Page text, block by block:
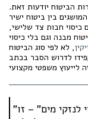
הביטוח יודעות זאת.
בין ביטוח ישיר
חבות צד שלישי,
מבנה וגם בלי כיסוי
, לא לפי סוג הביטוח
לדרוש הסבר בכתב
"אין לך ביטוח מבנה, אז אין לך כיסוי לנזקי מים" – זו